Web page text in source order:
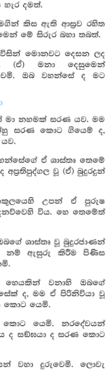
දමත්.
කිස ඇති ආස්‍රව රහිත
මේ සිරුර බහා තබත්.
විසින් මොනවට දෙසන ලද
(ඒ) මනා දෙසුමෙන්
ඔබ වහන්සේ ද මට
මා නහමක් සරණ යව. මම
සරණ කොට ගියෙම් ද,
ඒ ශාස්තෘ තෙමේ
වූ (ඒ) බුදුරදුන්
උපන් ඒ පුරුෂ
විය. හෙ තෙමේත්
ශාස්තෘ වූ බුදුරජාණන්
නම් ඇසුරු කිරීම පිණිස
හෙයකින් වනාහි ඔබගේ
ද, මම ඒ පිරිනිවියා වූ
කොට යෙමි.
කොට යෙමි. නරදේවයන්
ද සඞ්ඝයා ද සරණ කොට
වහා දුරුවෙමි. ලොවැ